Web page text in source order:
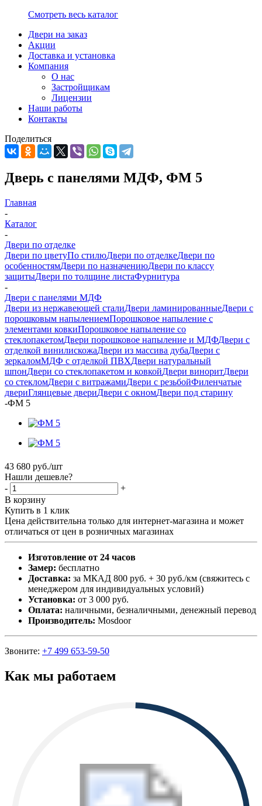
Смотреть весь каталог
Двери на заказ
Акции
Доставка и установка
Компания
О нас
Застройщикам
Лицензии
Наши работы
Контакты
Поделиться
Дверь с панелями МДФ, ФМ 5
Главная
-
Каталог
-
Двери по отделке
Двери по цветуПо стилюДвери по отделкеДвери по
особенностямДвери по назначениюДвери по классу
защитыДвери по толщине листаФурнитура
-
Двери с панелями МДФ
Двери из нержавеющей сталиДвери ламинированныеДвери с
порошковым напылениемПорошковое напыление с
элементами ковкиПорошковое напыление со
стеклопакетомДвери порошковое напыление и МДФДвери с
отделкой винилискожаДвери из массива дубаДвери с
зеркаломМДФ с отделкой ПВХДвери натуральный
шпонДвери со стеклопакетом и ковкойДвери виноритДвери
со стекломДвери с витражамиДвери с резьбойФиленчатые
двериГлянцевые двериДвери с окномДвери под старину
-ФМ 5
43 680 руб./шт
Нашли дешевле?
-
+
В корзину
Купить в 1 клик
Цена действительна только для интернет-магазина и может
отличаться от цен в розничных магазинах
Изготовление от 24 часов
Замер: бесплатно
Доставка: за МКАД 800 руб. + 30 руб./км (свяжитесь с
менеджером для индивидуальных условий)
Установка: от 3 000 руб.
Оплата: наличными, безналичными, денежный перевод
Производитель: Mosdoor
Звоните: +7 499 653-59-50
Как мы работаем